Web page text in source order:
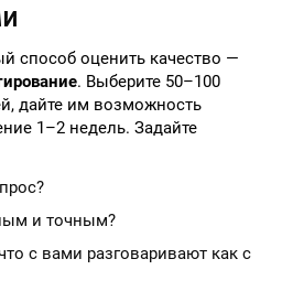
способ оценить качество —
. Выберите 50–100
дайте им возможность
1–2 недель. Задайте
и точным?
с вами разговаривают как с